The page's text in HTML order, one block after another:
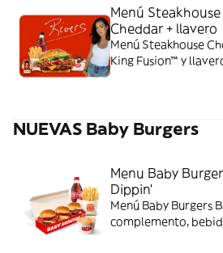
Menú Steakhouse
Cheddar + llavero
Menú Steakhouse
King Fusion™ y
NUEVAS Baby Burgers
Menu Baby
Dippin’
Menú Baby Burgers
complemento,